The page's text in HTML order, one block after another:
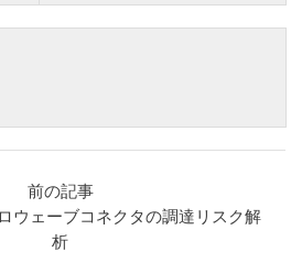
前の記事
ウェーブコネクタの調達リスク解
析